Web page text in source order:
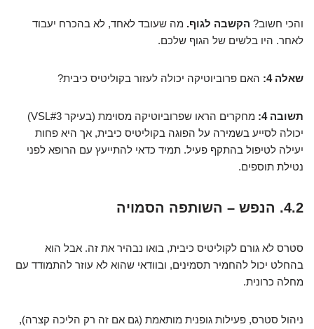
והכי חשוב? הקשבה לגוף. מה שעובד לאחד, לא בהכרח יעבוד
לאחר. היו בלשים של הגוף שלכם.
שאלה 4: האם פרוביוטיקה יכולה לעזור בקוליטיס כיבית?
תשובה 4:
מחקרים הראו שפרוביוטיקה מסוימת (בעיקר VSL#3)
יכולה לסייע בשמירה על הפוגה בקוליטיס כיבית, אך היא פחות
יעילה לטיפול בהתקף פעיל. תמיד כדאי להתייעץ עם הרופא לפני
נטילת תוספים.
4.2. הנפש – השותפה הסמויה
סטרס לא גורם לקוליטיס כיבית, בואו נבהיר את זה. אבל הוא
בהחלט יכול להחמיר תסמינים, ובוודאי שהוא לא עוזר להתמודד עם
מחלה כרונית.
ניהול סטרס, פעילות גופנית מותאמת (גם אם זה רק הליכה קצרה),